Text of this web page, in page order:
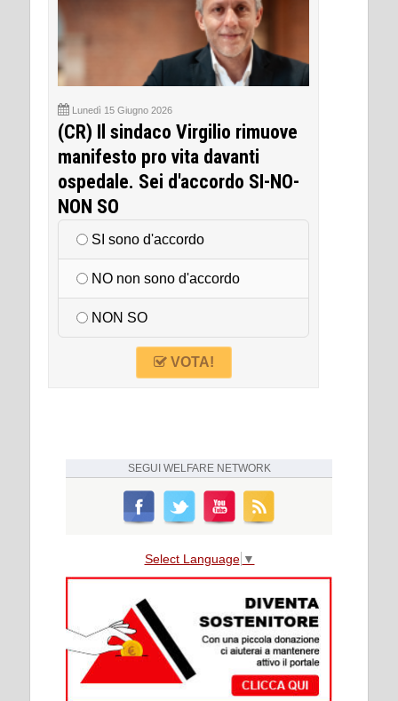
Lunedì 15 Giugno 2026
(CR) Il sindaco Virgilio rimuove
manifesto pro vita davanti
ospedale. Sei d'accordo SI-NO-
NON SO
SI sono d'accordo
NO non sono d'accordo
NON SO
VOTA!
SEGUI WELFARE NETWORK
Select Language ▼